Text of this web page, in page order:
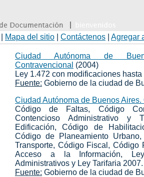
Mapa del sitio Contáctenos Agregar
Ciudad Autónoma de
Contravencional (2004)
Ley 1.472 con modificaciones
Fuente: Gobierno de la ciudad de
Ciudad Autónoma de Buenos Aires.
Código de Faltas, Código
Contencioso Administrativo y
Edificación, Código de
Código de Planeamiento
Transporte, Código Fiscal, Código
Acceso a la Información,
Administrativos y Ley Tarifaria 2007.
Fuente: Gobierno de la ciudad de